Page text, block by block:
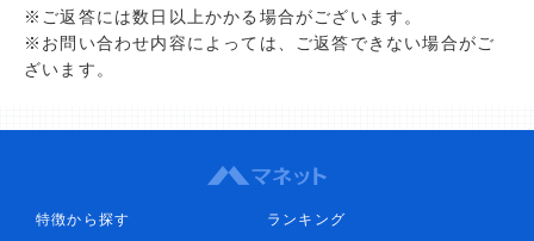
※ご返答には数日以上かかる場合がございます。
※お問い合わせ内容によっては、ご返答できない場合がご
ざいます。
特徴から探す
ランキング